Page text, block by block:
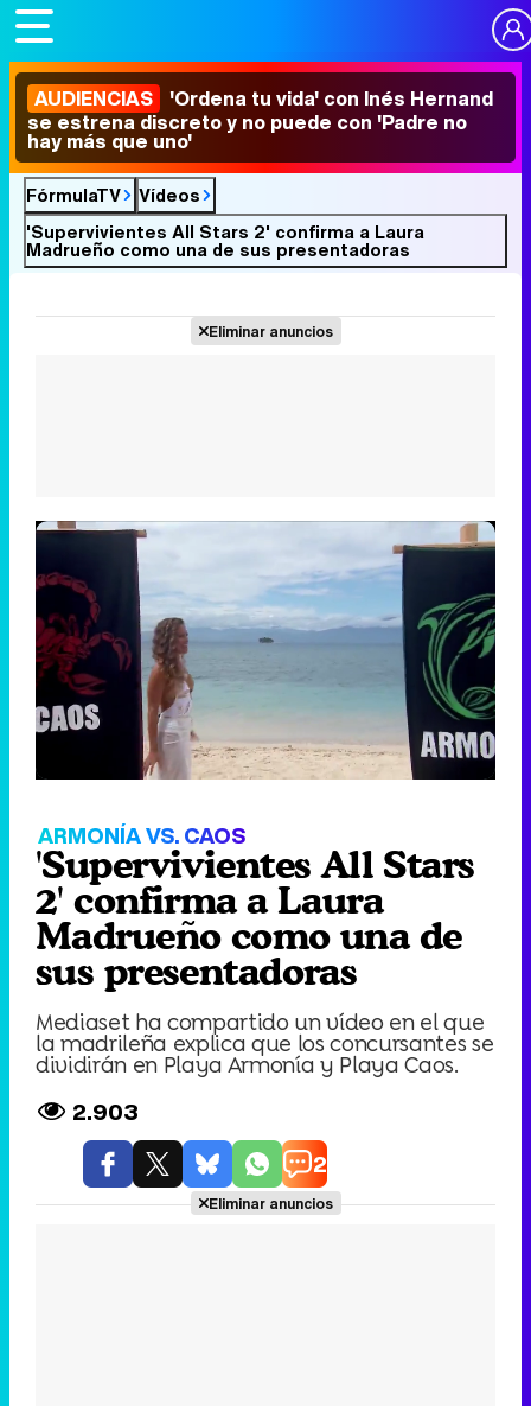
AUDIENCIAS 'Ordena tu vida' con Inés Hernand
se estrena discreto y no puede con 'Padre no
hay más que uno'
FórmulaTV
Vídeos
'Supervivientes All Stars 2' confirma a Laura
Madrueño como una de sus presentadoras
Eliminar anuncios
ARMONÍA VS. CAOS
'Supervivientes All Stars
2' confirma a Laura
Madrueño como una de
sus presentadoras
Mediaset ha compartido un vídeo en el que
la madrileña explica que los concursantes se
dividirán en Playa Armonía y Playa Caos.
2.903
2
Eliminar anuncios